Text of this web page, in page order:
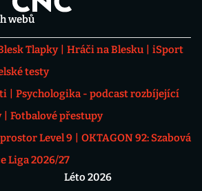
webů
Tlapky Hráči na Blesku
iSport
testy
Psychologika - podcast rozbíjející
Fotbalové přestupy
Level 9
OKTAGON 92: Szabová
Liga 2026/27
Léto 2026